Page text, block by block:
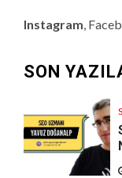
Instagram ,
SON